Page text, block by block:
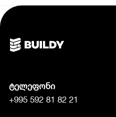
ტელეფონი
+995 592 81 82 21